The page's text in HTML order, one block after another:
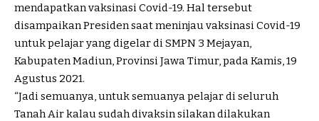
mendapatkan vaksinasi Covid-19. Hal tersebut
disampaikan Presiden saat meninjau vaksinasi Covid-19
untuk pelajar yang digelar di SMPN 3 Mejayan,
Kabupaten Madiun, Provinsi Jawa Timur, pada Kamis, 19
Agustus 2021.
“Jadi semuanya, untuk semuanya pelajar di seluruh
Tanah Air kalau sudah divaksin silakan dilakukan